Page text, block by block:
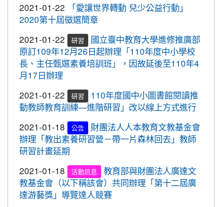
心。 交通部與桃園市政府關心您！
2020-10-19節水抗旱全民一起來
2020-10-19防疫期間勤洗手，更要關緊水龍頭
2020-10-05109年流感疫苗開打了，10月5日起守護
最重要的人，桃園市政府關心您。
＜新制上路＞明年起，生鮮豬肉應標示
豬肉原料原產地。
2020-09-24＜新制上路＞明年起，餐廳應標示豬肉
原料原產地。
2020-09-24＜新制上路＞明年起，貢丸水餃等應標
示豬肉原料原產地
2020-09-09
重要
『109年國家防災日演習』地震速
報演練，臨震應變「趴下、掩護、穩住」
『Earthquake Disaster Drill』
2020-11-16
賀!
恭賀本校六年四班學生林恩如參加
桃園市109年度「3Q達人故事甄選活動」，榮獲EQ
類(國小組)第二名
2020-11-06 賀!
本校學生參加2020年壢運盃羽球錦
標賽成績優異
2020-10-27
跆拳道錦標賽成績優異
2020-10-27 賀!
本校學生參加109年桃園市議長盃
2020-10-27 賀!
本校學生參加運動i台灣109年桃園
市平鎮楊梅區羽球社區聯誼賽成績優異
賀!
本校學生參加109年第30屆會長盃
全國溜冰錦標賽成績優異
2020-10-27
賀!
本校學生參加109年桃園市基層運
2021-01-22
「愛讓世界轉動 兒少公益行動」
2020第十屆徵選簡章
2021-01-22
研習
國立臺中教育大學進修推廣部
原訂109年12月26日起辦理「110年度中小學校
長、主任甄選素養培訓班」，因故延後至110年4
月17日辦理
2021-01-22
研習
110年度國中小圖書館閱讀推
動教師教育訓練—進階研習」改以線上方式進行
2021-01-18
公告
財團法人人本教育文教基金會
辦理「教出素養研習營－帶一片森林回去」教師
研習計畫延期
2021-01-18
活動訊息
教育部與財團法人廣達文
教基金會（以下稱該會）共同辦理「第十二屆廣
達游藝獎」導覽達人競賽